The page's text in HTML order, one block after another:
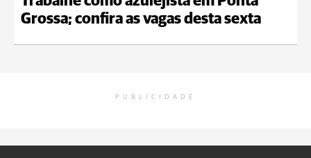
Grossa; confira as vagas desta sexta
PUBLICIDADE